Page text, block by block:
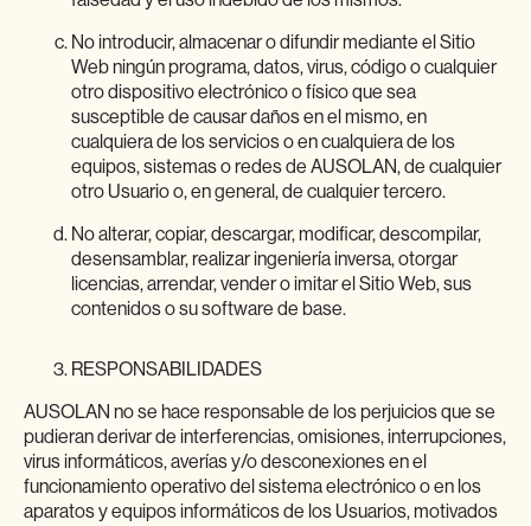
No introducir, almacenar o difundir mediante el Sitio
Web ningún programa, datos, virus, código o cualquier
otro dispositivo electrónico o físico que sea
susceptible de causar daños en el mismo, en
cualquiera de los servicios o en cualquiera de los
equipos, sistemas o redes de AUSOLAN, de cualquier
otro Usuario o, en general, de cualquier tercero.
No alterar, copiar, descargar, modificar, descompilar,
desensamblar, realizar ingeniería inversa, otorgar
licencias, arrendar, vender o imitar el Sitio Web, sus
contenidos o su software de base.
RESPONSABILIDADES
AUSOLAN no se hace responsable de los perjuicios que se
pudieran derivar de interferencias, omisiones, interrupciones,
virus informáticos, averías y/o desconexiones en el
funcionamiento operativo del sistema electrónico o en los
aparatos y equipos informáticos de los Usuarios, motivados